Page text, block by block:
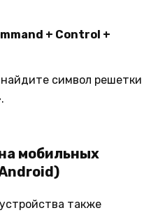
+ Control +
символ решетки
мобильных
также